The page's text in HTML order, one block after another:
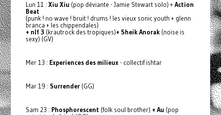
Lun 11 : Xiu Xiu (pop déviante - Jamie Stewart solo) +Action
Beat
(punk ! no wave ! bruit ! drums ! les vieux sonic youth + glenn
branca + les chippendales)
+ nlf 3 (krautrock des tropiques)+ Sheik Anorak(noise is
sexy) (GV)
Mer 13 : Experiences des milieux- collectif ishtar
Mar 19 : Surrender(GG)
Sam 23 : Phosphorescent (folk soul brother) + Au (pop